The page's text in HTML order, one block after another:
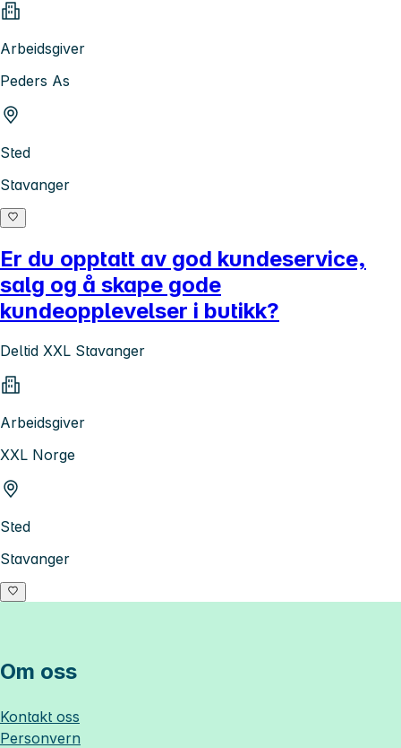
Arbeidsgiver
Peders As
Sted
Stavanger
Er du opptatt av god kundeservice,
salg og å skape gode
kundeopplevelser i butikk?
Deltid XXL Stavanger
Arbeidsgiver
XXL Norge
Sted
Stavanger
Om oss
Kontakt oss
Personvern